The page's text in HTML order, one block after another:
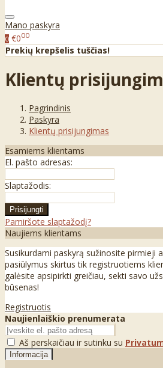
Mano paskyra
0 €000
Prekių krepšelis tuščias!
Klientų
Pagrindinis
Paskyra
Klientų prisijungimas
Esamiems klientams
El. pašto adresas:
Slaptažodis:
Pamiršote slaptažodį?
Naujiems klientams
Susikurdami paskyrą sužinosite pirmieji
pasiūlymus skirtus tik registruotiems
galėsite apsipirkti greičiau, sekti savo
būsenas!
Registruotis
Naujienlaiškio prenumerata
Aš perskaičiau ir sutinku su
Informacija